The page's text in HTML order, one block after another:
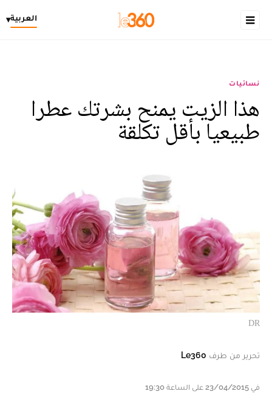
العربية▾
نسائيات
هذا الزيت يمنح بشرتك عطرا
طبيعيا بأقل تكلقة
DR
تحرير من طرف Le360
في 23/04/2015 على الساعة 19:30